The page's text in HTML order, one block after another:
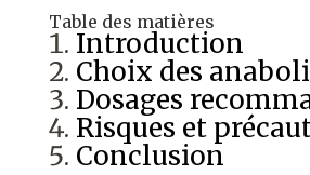
Table des matières
Introduction
Choix des
Dosages
Risques et
Conclusion